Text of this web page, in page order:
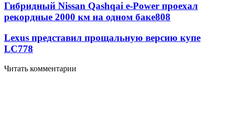
Гибридный Nissan Qashqai e-Power проехал
рекордные 2000 км на одном баке808
Lexus представил прощальную версию купе
LC778
Читать комментарии